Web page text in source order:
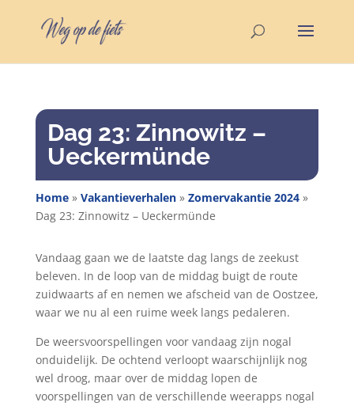
Dag 23: Zinnowitz –
Ueckermünde
Home» Vakantieverhalen» Zomervakantie 2024»
Dag 23: Zinnowitz – Ueckermünde
Vandaag gaan we de laatste dag langs de zeekust
beleven. In de loop van de middag buigt de route
zuidwaarts af en nemen we afscheid van de Oostzee,
waar we nu al een ruime week langs pedaleren.
De weersvoorspellingen voor vandaag zijn nogal
onduidelijk. De ochtend verloopt waarschijnlijk nog
wel droog, maar over de middag lopen de
voorspellingen van de verschillende weerapps nogal